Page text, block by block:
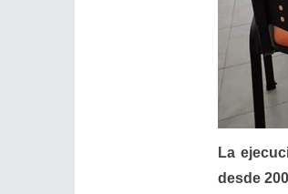
La
desde